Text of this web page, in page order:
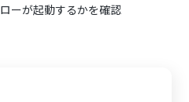
ーが起動するかを確認